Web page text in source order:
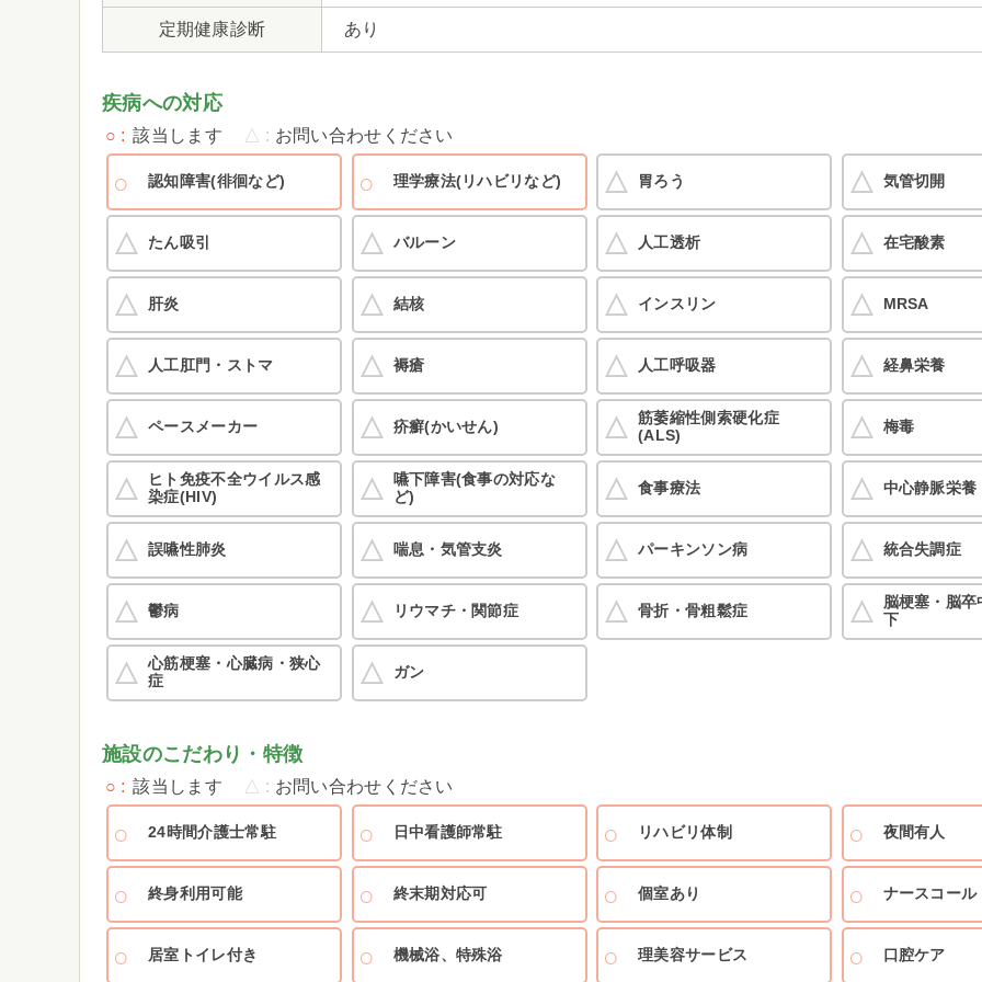
定期健康診断 あり
疾病への対応
○ 該当します △ お問い合わせください
認知障害(徘徊など) 理学療法(リハビリなど) 胃ろう 気管切開
たん吸引 バルーン 人工透析 在宅酸素
肝炎 結核 インスリン MRSA
人工肛門・ストマ 褥瘡 人工呼吸器 経鼻栄養
ペースメーカー 疥癬(かいせん)
筋萎縮性側索硬化症
(ALS)
梅毒
ヒト免疫不全ウイルス感
染症(HIV)
嚥下障害(食事の対応な
ど)
食事療法 中心静脈栄養
誤嚥性肺炎 喘息・気管支炎 パーキンソン病 統合失調症
鬱病 リウマチ・関節症 骨折・骨粗鬆症
脳梗塞・脳
下
心筋梗塞・心臓病・狭心
症
ガン
施設のこだわり・特徴
○ 該当します △ お問い合わせください
24時間介護士常駐 日中看護師常駐 リハビリ体制 夜間有人
終身利用可能 終末期対応可 個室あり ナースコール
居室トイレ付き 機械浴、特殊浴 理美容サービス 口腔ケア